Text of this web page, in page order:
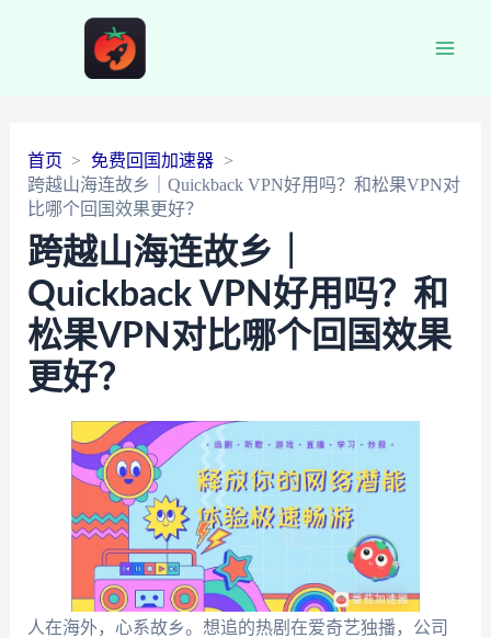
首页
免费回国加速器
跨越山海连故乡｜Quickback VPN好用吗？和松果VPN对
比哪个回国效果更好？
跨越山海连故乡｜
Quickback VPN好用吗？和
松果VPN对比哪个回国效果
更好？
人在海外，心系故乡。想追的热剧在爱奇艺独播，公司